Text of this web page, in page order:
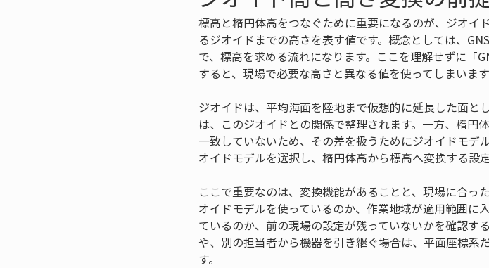
標高と楕円体高をつなぐために重要になるのが、ジオイ
るジオイドまでの高さを表す値です。概念としては、
で、標高を求める流れになります。ここを理解せずに「
すると、現場で必要な高さと異なる値を使ってしまいます
ジオイドは、平均海面を陸地まで仮想的に延長した面と
は、このジオイドとの関係で整理されます。一方、楕円
一致していないため、その差を扱うためにジオイドモデ
オイドモデルを選択し、楕円体高から標高へ変換する設
ここで重要なのは、変換機能があることと、現場に合っ
オイドモデルを使っているのか、作業地域が適用範囲に
ているのか、前の現場の設定が残っていないかを確認す
や、別の担当者から機器を引き継ぐ場合は、平面座標
す。